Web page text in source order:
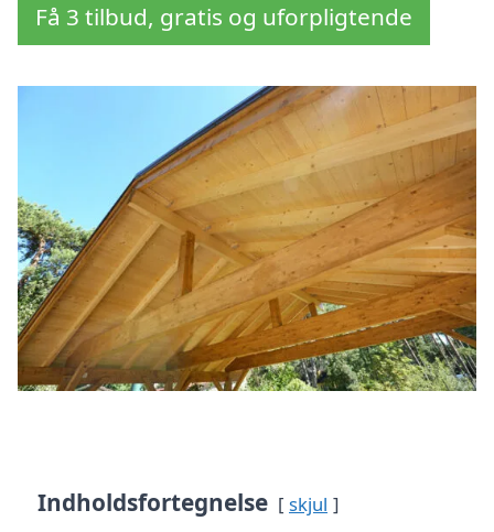
Få 3 tilbud, gratis og uforpligtende
Indholdsfortegnelse skjul